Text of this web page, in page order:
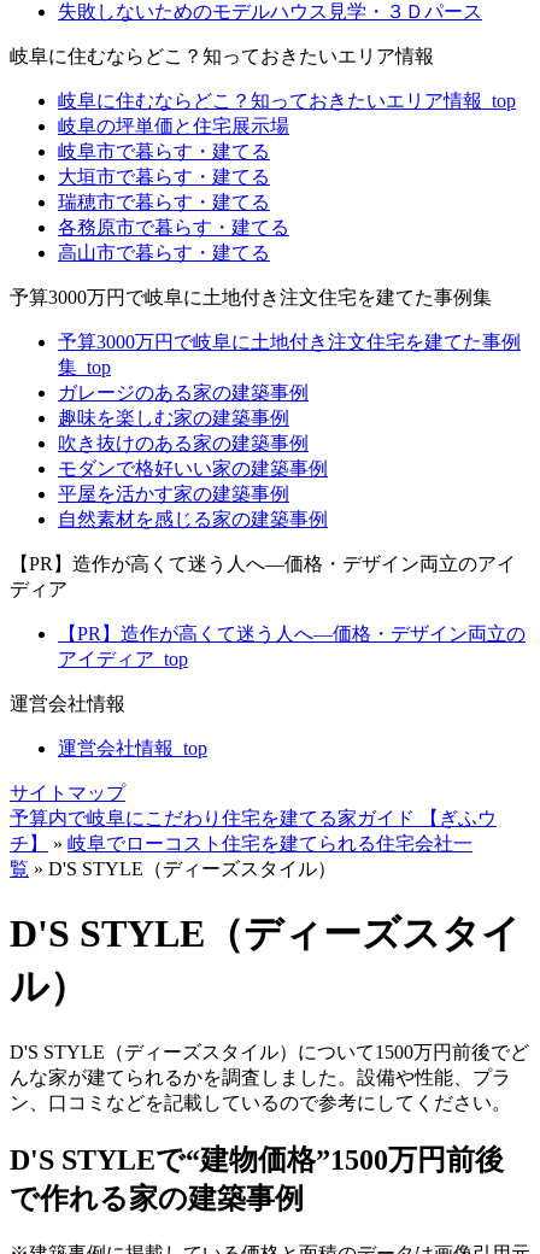
失敗しないためのモデルハウス見学・３Ｄパース
岐阜に住むならどこ？知っておきたいエリア情報
岐阜に住むならどこ？知っておきたいエリア情報_top
岐阜の坪単価と住宅展示場
岐阜市で暮らす・建てる
大垣市で暮らす・建てる
瑞穂市で暮らす・建てる
各務原市で暮らす・建てる
高山市で暮らす・建てる
予算3000万円で岐阜に土地付き注文住宅を建てた事例集
予算3000万円で岐阜に土地付き注文住宅を建てた事例
集_top
ガレージのある家の建築事例
趣味を楽しむ家の建築事例
吹き抜けのある家の建築事例
モダンで格好いい家の建築事例
平屋を活かす家の建築事例
自然素材を感じる家の建築事例
【PR】造作が高くて迷う人へ―価格・デザイン両立のアイ
ディア
【PR】造作が高くて迷う人へ―価格・デザイン両立の
アイディア_top
運営会社情報
運営会社情報_top
サイトマップ
予算内で岐阜にこだわり住宅を建てる家ガイド 【ぎふウ
チ】
» 岐阜でローコスト住宅を建てられる住宅会社一
覧 » D'S STYLE（ディーズスタイル）
D'S STYLE（ディーズスタイ
ル）
D'S STYLE（ディーズスタイル）について1500万円前後でど
んな家が建てられるかを調査しました。設備や性能、プラ
ン、口コミなどを記載しているので参考にしてください。
D'S STYLEで“建物価格”1500万円前後
で作れる家の建築事例